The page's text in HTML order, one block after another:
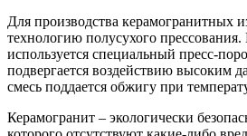
Для производства керамогранитных
технологию полусухого прессования.
используется специальный пресс-
подвергается воздействию высоким
смесь поддается обжигу при
Керамогранит – экологически